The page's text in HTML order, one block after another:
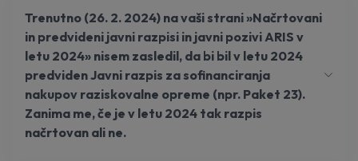
Trenutno (26. 2. 2024) na vaši strani »Načrtovani
in predvideni javni razpisi in javni pozivi ARIS v
letu 2024» nisem zasledil, da bi bil v letu 2024
predviden Javni razpis za sofinanciranja
nakupov raziskovalne opreme (npr. Paket 23).
Zanima me, če je v letu 2024 tak razpis
načrtovan ali ne.